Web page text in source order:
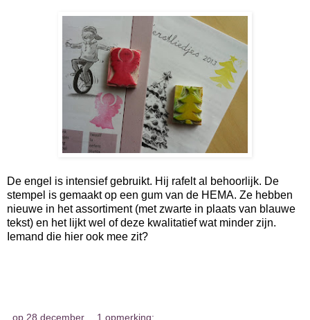
De engel is intensief gebruikt. Hij rafelt al behoorlijk. De
stempel is gemaakt op een gum van de HEMA. Ze hebben
nieuwe in het assortiment (met zwarte in plaats van blauwe
tekst) en het lijkt wel of deze kwalitatief wat minder zijn.
Iemand die hier ook mee zit?
op 28 december 1 opmerking: